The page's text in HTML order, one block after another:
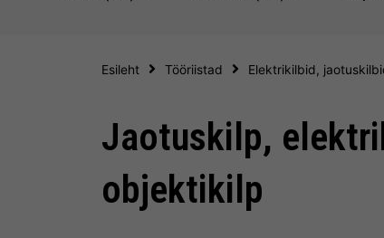
Esileht Tööriistad Elektrikilbid,
Jaotuskilp,
objektikilp